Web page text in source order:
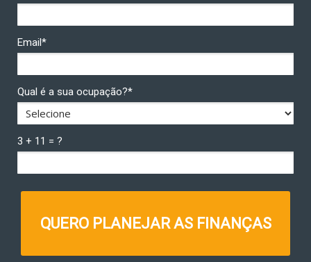
Email*
Qual é a sua ocupação?*
3 + 11 = ?
QUERO PLANEJAR AS FINANÇAS